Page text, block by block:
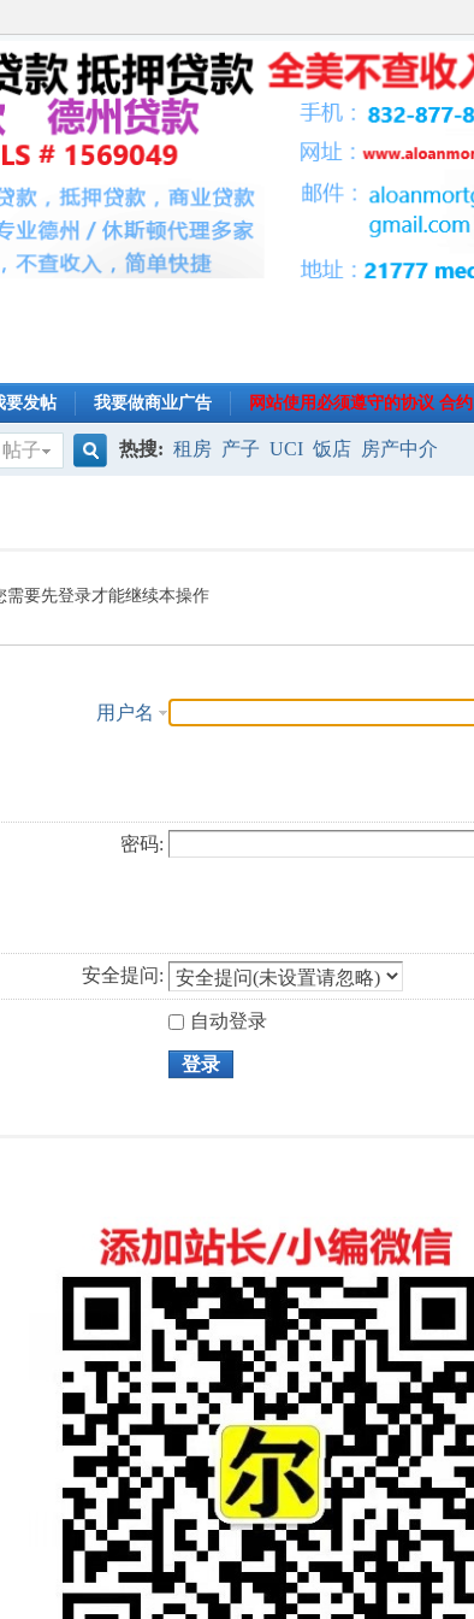
要发帖 我要做商业广告 网站使用必须遵守的协议 合约
帖子
索
热搜: 租房 产子 UCI 饭店 房产中介
需要先登录才能继续本操作
用户名
密码:
安全提问:
自动登录
登录